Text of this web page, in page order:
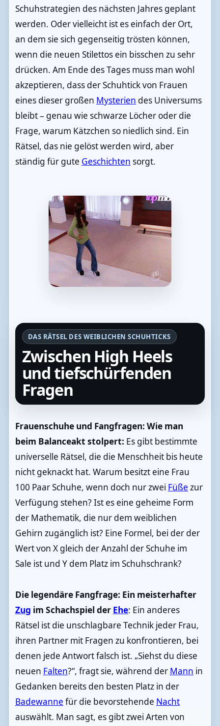
Schuhstrategien des nächsten Jahres geplant
werden. Oder vielleicht ist es einfach der Ort,
an dem sie sich gegenseitig trösten können,
wenn die neuen Stilettos ein bisschen zu sehr
drücken. Am Ende des Tages muss man wohl
akzeptieren, dass der Schuhtick von Frauen
eines dieser großen Mysterien des Universums
bleibt – genau wie schwarze Löcher oder die
Frage, warum Kätzchen so niedlich sind. Ein
Rätsel, das nie gelöst werden wird, aber
ständig für gute Geschichten sorgt.
DAS RÄTSEL DES WEIBLICHEN SCHUHTICKS
Zwischen High Heels
und tiefschürfenden
Fragen
Frauenschuhe und Fangfragen: Wie man
beim Balanceakt stolpert: Es gibt bestimmte
universelle Rätsel, die die Menschheit bis heute
nicht geknackt hat. Warum besitzt eine Frau
100 Paar Schuhe, wenn doch nur zwei Füße zur
Verfügung stehen? Ist es eine geheime Form
der Mathematik, die nur dem weiblichen
Gehirn zugänglich ist? Eine Formel, bei der der
Wert von X gleich der Anzahl der Schuhe im
Sale ist und Y dem Platz im Schuhschrank?
Die legendäre Fangfrage: Ein meisterhafter
Zug im Schachspiel der Ehe: Ein anderes
Rätsel ist die unschlagbare Technik jeder Frau,
ihren Partner mit Fragen zu konfrontieren, bei
denen jede Antwort falsch ist. „Siehst du diese
neuen Falten?“, fragt sie, während der Mann in
Gedanken bereits den besten Platz in der
Badewanne für die bevorstehende Nacht
auswählt. Man sagt, es gibt zwei Arten von